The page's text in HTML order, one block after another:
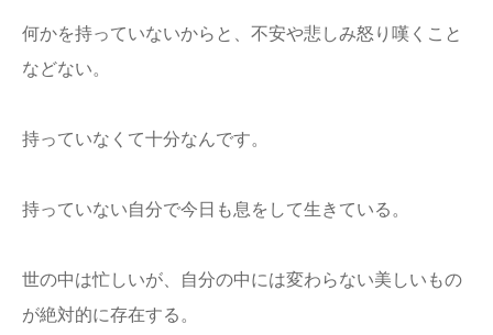
何かを持っていないからと、不安や悲しみ怒り嘆くこと
などない。
持っていなくて十分なんです。
持っていない自分で今日も息をして生きている。
世の中は忙しいが、自分の中には変わらない美しいもの
が絶対的に存在する。